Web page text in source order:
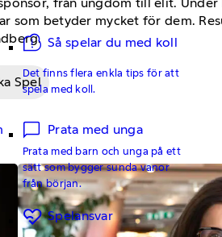
Så spelar du med koll
Det finns flera enkla tips för att
spela med koll.
Prata med unga
Prata med barn och unga på ett
sätt som bygger sunda vanor
från början.
Spelansvar
som betyder mycket för dem.
Spel